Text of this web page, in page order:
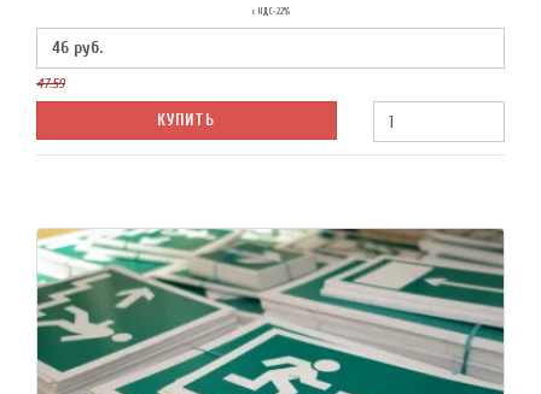
с НДС-22%
46 руб.
47.59
КУПИТЬ